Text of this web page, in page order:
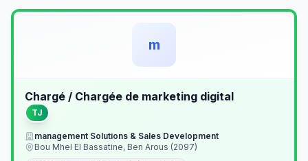
m
Chargé / Chargée de marketing digital
TJ
management Solutions & Sales Development
Bou Mhel El Bassatine, Ben Arous (2097)